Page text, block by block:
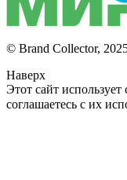
© Brand Collector,
Наверх
Этот сайт
соглашаетесь с их